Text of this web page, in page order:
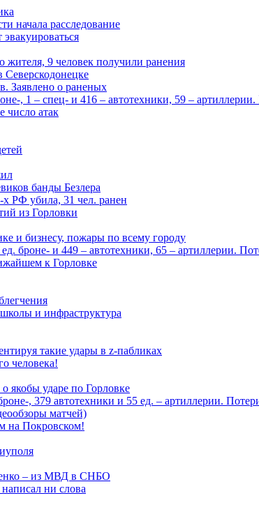
начала расследование
9 человек получили ранения
Северскодонецке
Заявлено о раненых
, 1 – спец- и 416 – автотехники, 59 –
число атак
банды Безлера
РФ убила, 31 чел. ранен
из Горловки
и бизнесу, пожары по всему городу
броне- и 449 – автотехники, 65 – артиллерии.
к Горловке
и инфраструктура
такие удары в z-пабликах
человека!
якобы ударе по Горловке
, 379 автотехники и 55 ед. – артиллерии.
матчей)
на Покровском!
– из МВД в СНБО
ни слова